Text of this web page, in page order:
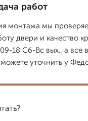
работ
монтажа мы
двери и качество
18 Сб-Вс вых., а все
уточнить у